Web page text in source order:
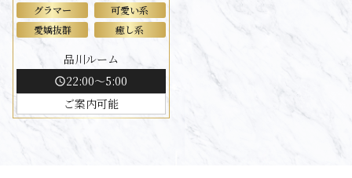
グラマー
可愛い系
愛嬌抜群
癒し系
品川ルーム
schedule22:00～5:00
ご案内可能